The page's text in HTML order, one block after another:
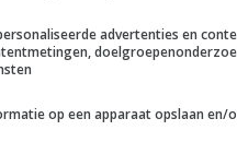
advertenties en
op een apparaat opslaan en/